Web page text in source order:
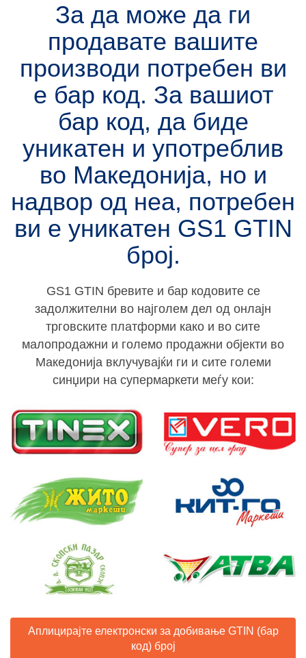
За да може да ги
продавате вашите
производи потребен ви
е бар код. За вашиот
бар код, да биде
уникатен и употреблив
во Македонија, но и
надвор од неа, потребен
ви е уникатен GS1 GTIN
број.
GS1 GTIN бревите и бар кодовите се
задолжителни во најголем дел од онлајн
трговските платформи како и во сите
малопродажни и големо продажни објекти во
Македонија вклучувајќи ги и сите големи
синџири на супермаркети меѓу кои:
Аплицирајте електронски за добивање GTIN (бар
код) број